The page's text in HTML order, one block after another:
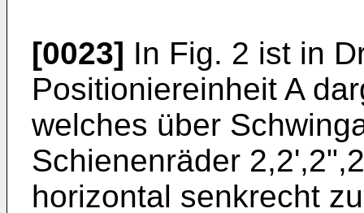
[0023] In Fig. 2 ist in
Positioniereinheit A
welches über
Schienenräder
horizontal senkrecht